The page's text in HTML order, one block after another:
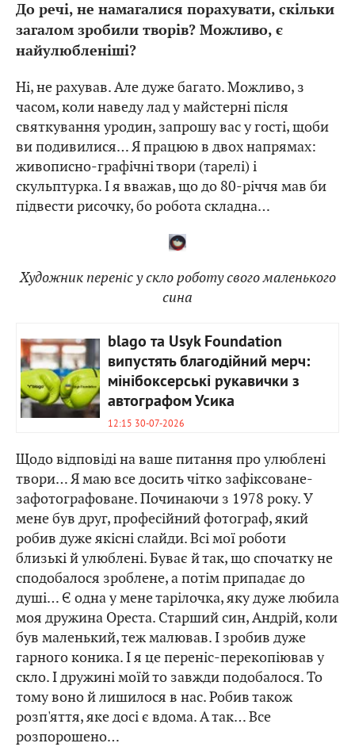
До речі, не намагалися порахувати, скільки
загалом зробили творів? Можливо, є
найулюбленіші?
Ні, не рахував. Але дуже багато. Можливо, з
часом, коли наведу лад у майстерні після
святкування уродин, запрошу вас у гості, щоби
ви подивилися… Я працюю в двох напрямах:
живописно-графічні твори (тарелі) і
скульптурка. І я вважав, що до 80-річчя мав би
підвести рисочку, бо робота складна…
Художник переніс у скло роботу свого маленького
сина
blago та Usyk Foundation
випустять благодійний мерч:
мінібоксерські рукавички з
автографом Усика
12:15 30-07-2026
Щодо відповіді на ваше питання про улюблені
твори… Я маю все досить чітко зафіксоване-
зафотографоване. Починаючи з 1978 року. У
мене був друг, професійний фотограф, який
робив дуже якісні слайди. Всі мої роботи
близькі й улюблені. Буває й так, що спочатку не
сподобалося зроблене, а потім припадає до
душі… Є одна у мене тарілочка, яку дуже любила
моя дружина Ореста. Старший син, Андрій, коли
був маленький, теж малював. І зробив дуже
гарного коника. І я це переніс-перекопіював у
скло. І дружині моїй то завжди подобалося. То
тому воно й лишилося в нас. Робив також
розп'яття, яке досі є вдома. А так… Все
розпорошено…